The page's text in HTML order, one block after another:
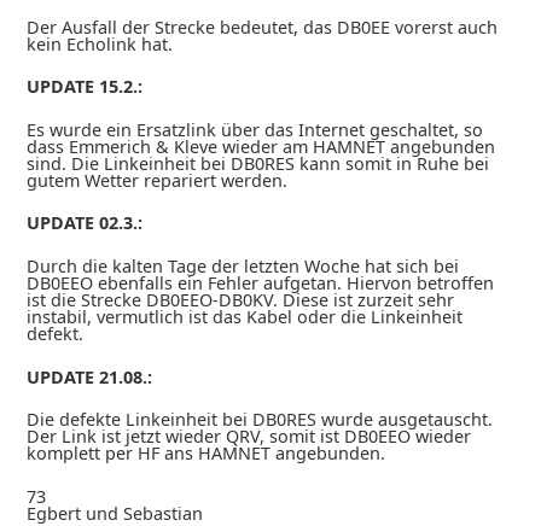
Der Ausfall der Strecke bedeutet, das DB0EE vorerst auch
kein Echolink hat.
UPDATE 15.2.:
Es wurde ein Ersatzlink über das Internet geschaltet, so
dass Emmerich & Kleve wieder am HAMNET angebunden
sind. Die Linkeinheit bei DB0RES kann somit in Ruhe bei
gutem Wetter repariert werden.
UPDATE 02.3.:
Durch die kalten Tage der letzten Woche hat sich bei
DB0EEO ebenfalls ein Fehler aufgetan. Hiervon betroffen
ist die Strecke DB0EEO-DB0KV. Diese ist zurzeit sehr
instabil, vermutlich ist das Kabel oder die Linkeinheit
defekt.
UPDATE 21.08.:
Die defekte Linkeinheit bei DB0RES wurde ausgetauscht.
Der Link ist jetzt wieder QRV, somit ist DB0EEO wieder
komplett per HF ans HAMNET angebunden.
73
Egbert und Sebastian